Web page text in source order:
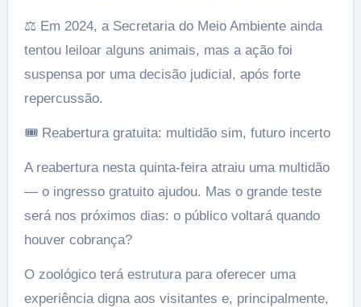
⚖️ Em 2024, a Secretaria do Meio Ambiente ainda
tentou leiloar alguns animais, mas a ação foi
suspensa por uma decisão judicial, após forte
repercussão.
🎟️ Reabertura gratuita: multidão sim, futuro incerto
A reabertura nesta quinta-feira atraiu uma multidão
— o ingresso gratuito ajudou. Mas o grande teste
será nos próximos dias: o público voltará quando
houver cobrança?
O zoológico terá estrutura para oferecer uma
experiência digna aos visitantes e, principalmente,